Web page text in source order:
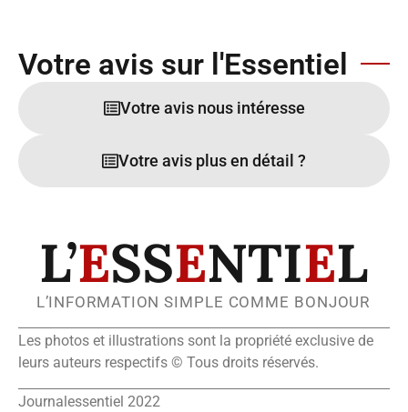
Votre avis sur l'Essentiel
Votre avis nous intéresse
Votre avis plus en détail ?
L’ESSENTIEL
L’INFORMATION SIMPLE COMME BONJOUR
Les photos et illustrations sont la propriété exclusive de
leurs auteurs respectifs © Tous droits réservés.
Journalessentiel 2022